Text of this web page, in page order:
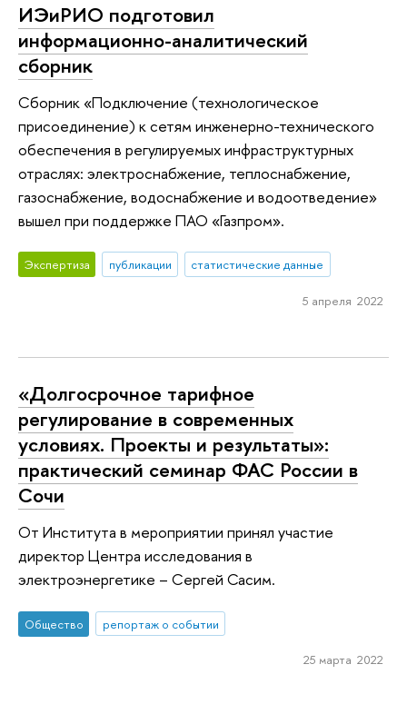
ИЭиРИО подготовил
информационно-аналитический
сборник
Сборник «Подключение (технологическое
присоединение) к сетям инженерно-технического
обеспечения в регулируемых инфраструктурных
отраслях: электроснабжение, теплоснабжение,
газоснабжение, водоснабжение и водоотведение»
вышел при поддержке ПАО «Газпром».
Экспертиза публикации статистические данные
5 апреля 2022
«Долгосрочное тарифное
регулирование в современных
условиях. Проекты и результаты»:
практический семинар ФАС России в
Сочи
От Института в мероприятии принял участие
директор Центра исследования в
электроэнергетике – Сергей Сасим.
Общество репортаж о событии
25 марта 2022